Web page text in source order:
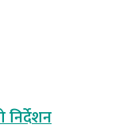
निर्देशन